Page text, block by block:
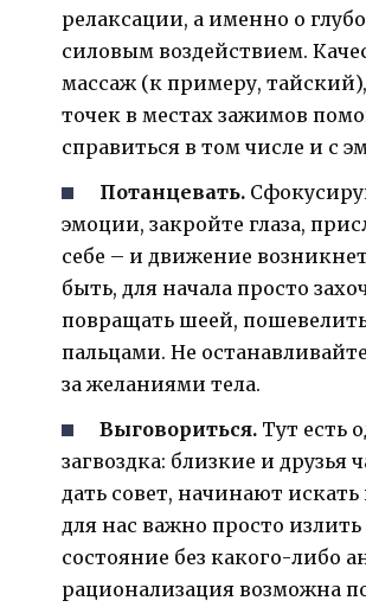
релаксации, а именно о
силовым воздействием.
массаж (к примеру,
точек в местах зажимов
справиться в том числе и с
Потанцевать.
эмоции, закройте глаза,
себе – и движение
быть, для начала просто
повращать шеей,
пальцами. Не
за желаниями тела.
Выговориться. Тут есть
загвоздка: близкие и друзья
дать совет, начинают
для нас важно просто излить
состояние без какого-либо
рационализация возможна